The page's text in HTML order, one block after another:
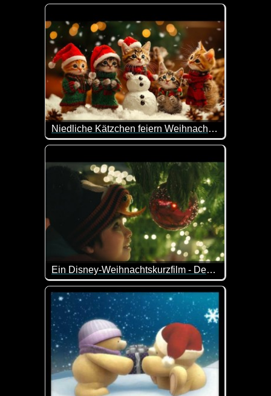
Ein sehr emotionales Video, das viele von uns mit
Niedliche Kätzchen feiern Weihnachten
Dieses Video ist was für Katzen-Liebhaber. Hier
Ein Disney-Weihnachtskurzfilm - Der Junge und der Oktopus
Ein lieb gemachter Disney-Kurzfilm über die